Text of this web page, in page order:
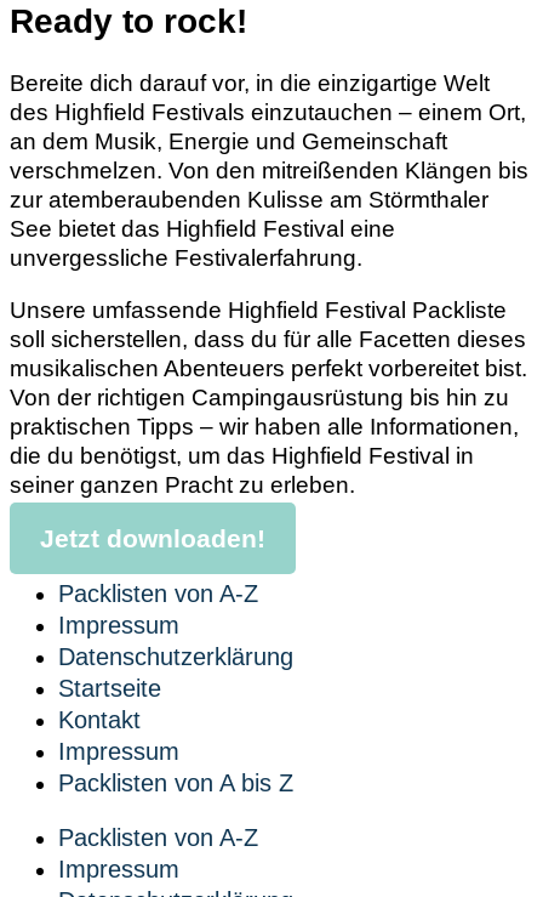
Ready to rock!
Bereite dich darauf vor, in die einzigartige Welt
des Highfield Festivals einzutauchen – einem Ort,
an dem Musik, Energie und Gemeinschaft
verschmelzen. Von den mitreißenden Klängen bis
zur atemberaubenden Kulisse am Störmthaler
See bietet das Highfield Festival eine
unvergessliche Festivalerfahrung.
Unsere umfassende Highfield Festival Packliste
soll sicherstellen, dass du für alle Facetten dieses
musikalischen Abenteuers perfekt vorbereitet bist.
Von der richtigen Campingausrüstung bis hin zu
praktischen Tipps – wir haben alle Informationen,
die du benötigst, um das Highfield Festival in
seiner ganzen Pracht zu erleben.
Jetzt downloaden!
Packlisten von A-Z
Impressum
Datenschutzerklärung
Startseite
Kontakt
Impressum
Packlisten von A bis Z
Packlisten von A-Z
Impressum